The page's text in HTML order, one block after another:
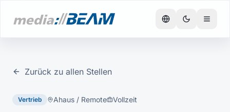
Zurück zu allen Stellen
Vertrieb Ahaus / Remote Vollzeit